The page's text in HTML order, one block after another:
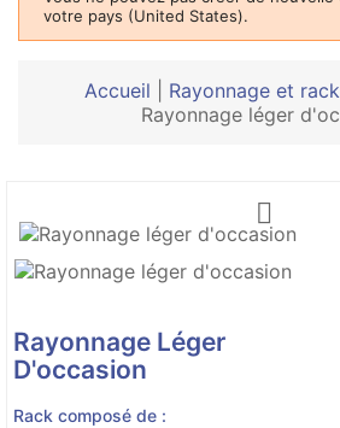
votre pays (United States).
Accueil Rayonnage et
Rayonnage léger

Rayonnage Léger
D'occasion
Rack composé de :